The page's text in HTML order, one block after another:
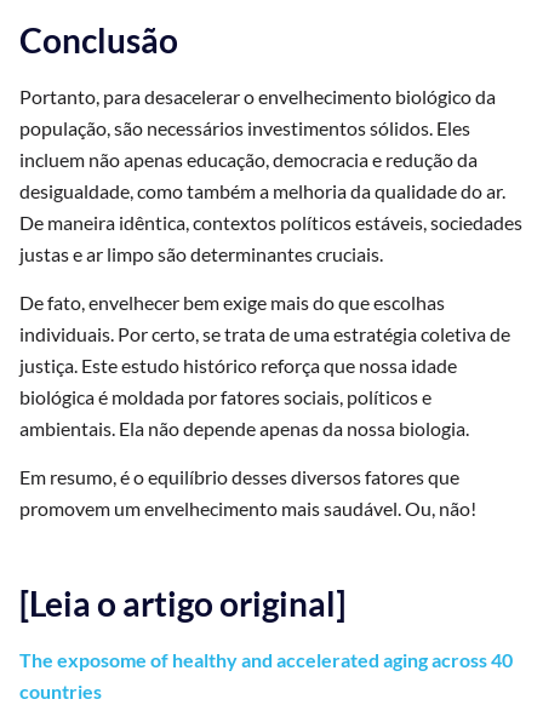
Conclusão
Portanto, para desacelerar o envelhecimento biológico da
população, são necessários investimentos sólidos. Eles
incluem não apenas educação, democracia e redução da
desigualdade, como também a melhoria da qualidade do ar.
De maneira idêntica, contextos políticos estáveis, sociedades
justas e ar limpo são determinantes cruciais.
De fato, envelhecer bem exige mais do que escolhas
individuais. Por certo, se trata de uma estratégia coletiva de
justiça. Este estudo histórico reforça que nossa idade
biológica é moldada por fatores sociais, políticos e
ambientais. Ela não depende apenas da nossa biologia.
Em resumo, é o equilíbrio desses diversos fatores que
promovem um envelhecimento mais saudável. Ou, não!
[Leia o artigo original]
The exposome of healthy and accelerated aging across 40
countries